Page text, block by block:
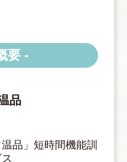
要 -
品
品」短時間機能訓